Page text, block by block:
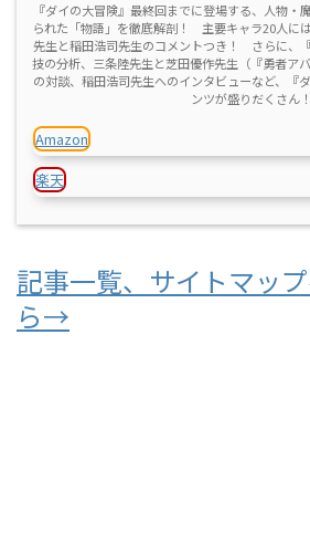
『ダイの大冒険』最終回までに登場する、人物・
られた「物語」を徹底解剖！ 主要キャラ20人に
先生と稲田浩司先生のコメントつき！ さらに、
技の分析、三条陸先生と芝田優作先生（『勇者ア
の対談、稲田浩司先生へのインタビューなど、『
ンツが盛りだくさん！
Amazon
楽天
記事一覧、サイトマッ
ら→